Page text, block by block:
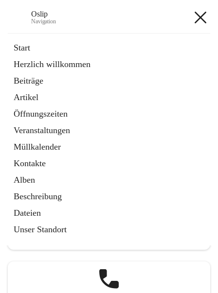
Oslip
Navigation
Start
Herzlich willkommen
Beiträge
Artikel
Öffnungszeiten
Veranstaltungen
Müllkalender
Kontakte
Alben
Beschreibung
Dateien
Unser Standort
Externe Webseite
in
Tab
Bundeskanzleramt Österreich
Externe Webseite
öffnet
in
neuem
Tab